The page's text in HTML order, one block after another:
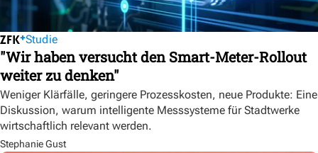
Studie
"Wir haben versucht den Smart-Meter-Rollout
weiter zu denken"
Weniger Klärfälle, geringere Prozesskosten, neue Produkte: Eine
Diskussion, warum intelligente Messsysteme für Stadtwerke
wirtschaftlich relevant werden.
Stephanie Gust